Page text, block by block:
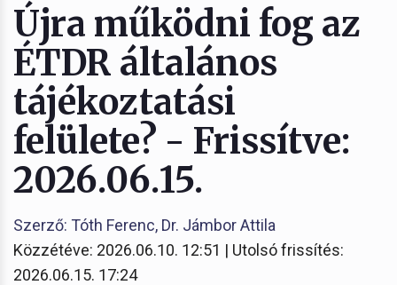
Újra működni fog az
ÉTDR általános
tájékoztatási
felülete? - Frissítve:
2026.06.15.
Szerző: Tóth Ferenc, Dr. Jámbor Attila
Közzétéve: 2026.06.10. 12:51 | Utolsó frissítés:
2026.06.15. 17:24